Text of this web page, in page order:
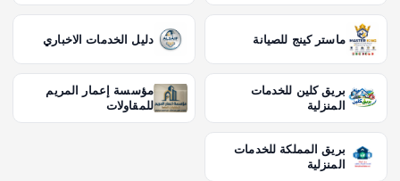
ماستر كينج للصيانة دليل الخدمات الاخباري
بريق كلين للخدمات
المنزلية
مؤسسة إعمار المريم
للمقاولات
بريق المملكة للخدمات
المنزلية